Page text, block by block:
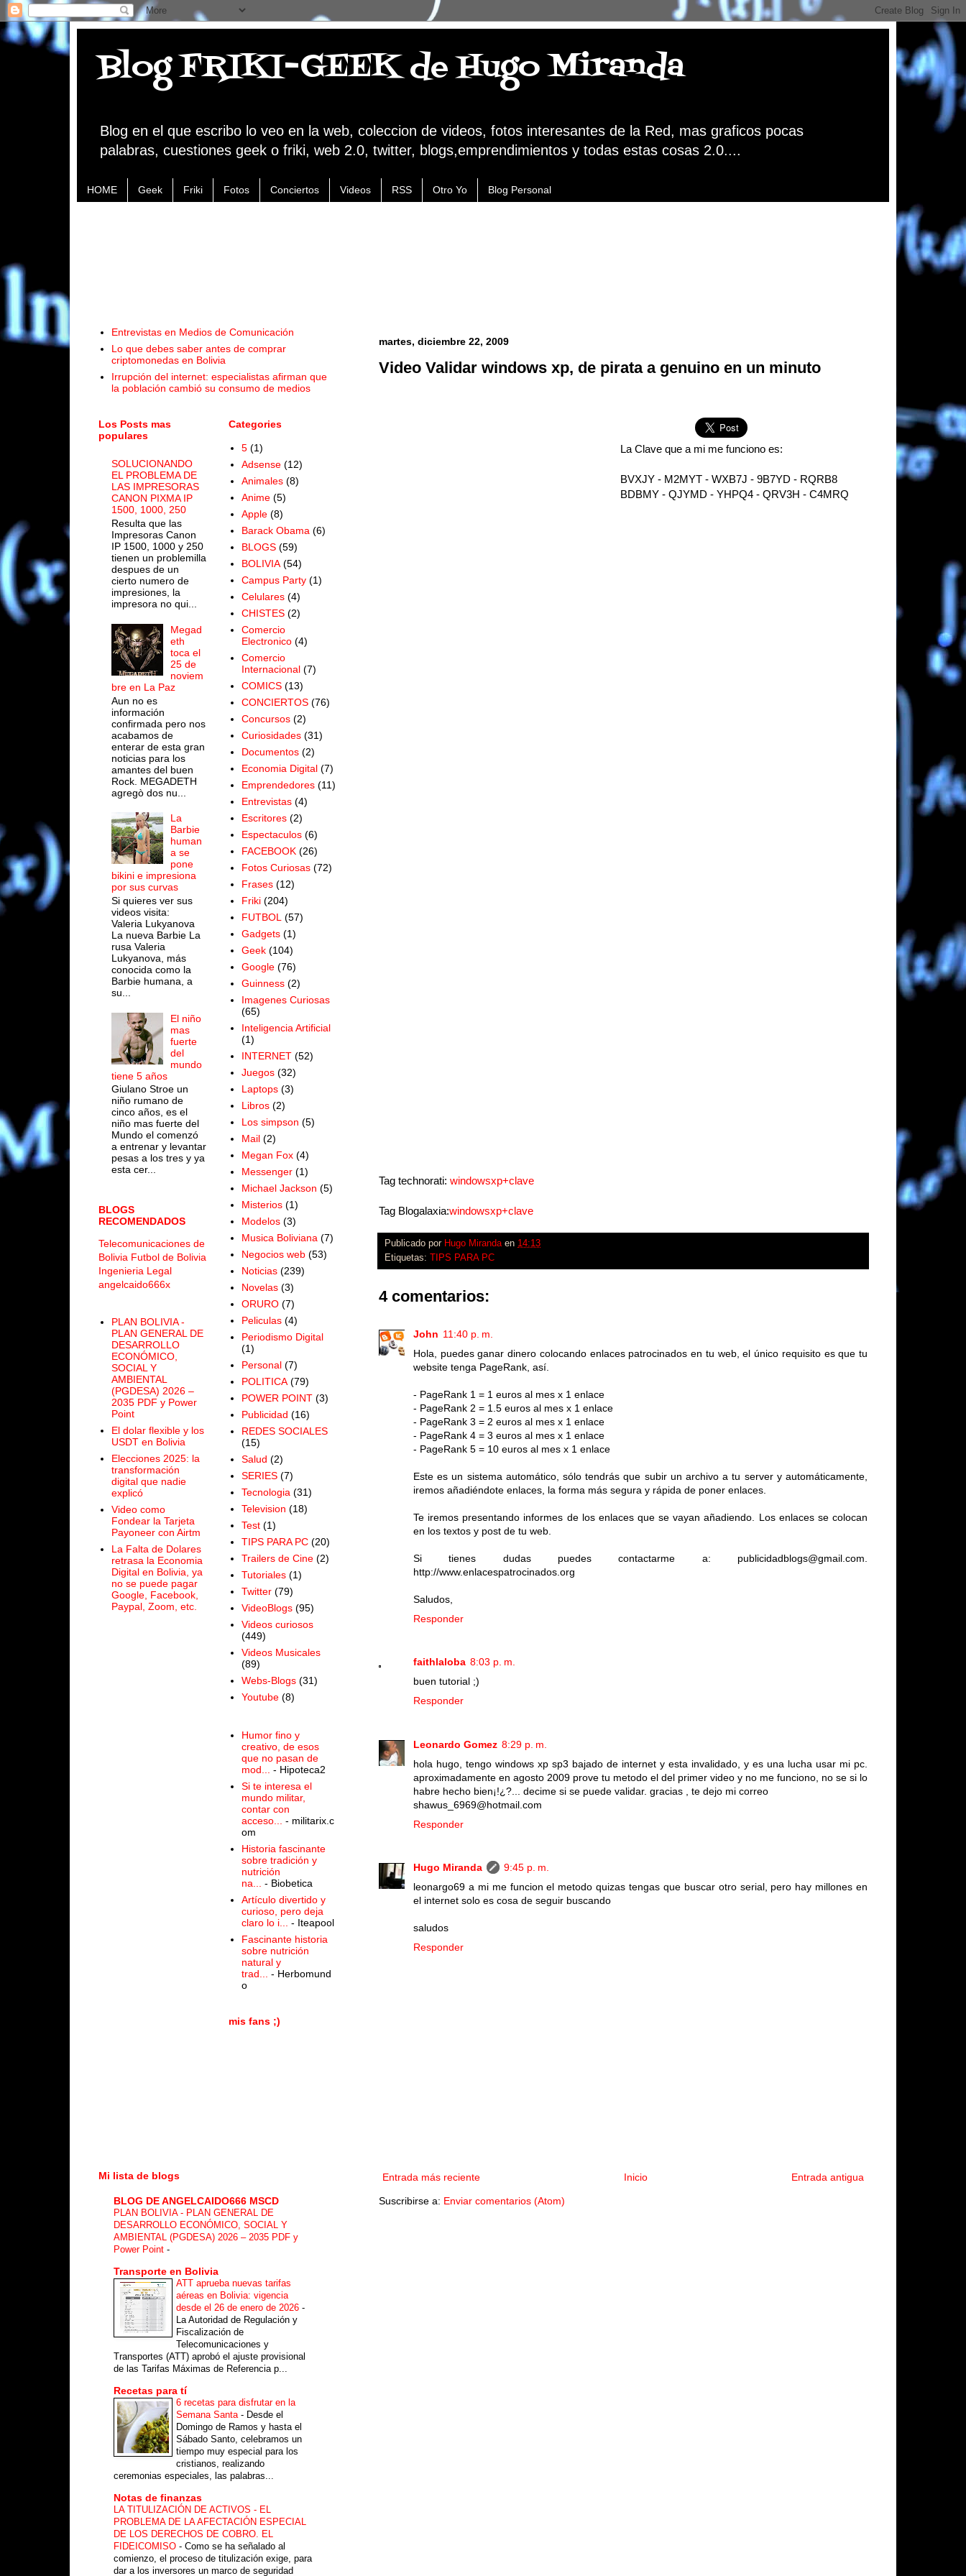
Blog FRIKI-GEEK de Hugo Miranda
Blog en el que escribo lo veo en la web, coleccion de videos, fotos interesantes de la Red, mas graficos pocas
palabras, cuestiones geek o friki, web 2.0, twitter, blogs,emprendimientos y todas estas cosas 2.0....
HOME Geek Friki Fotos Conciertos Videos RSS Otro Yo Blog Personal
martes, diciembre 22, 2009
Video Validar windows xp, de pirata a genuino en un minuto
La Clave que a mi me funciono es:
BVXJY - M2MYT - WXB7J - 9B7YD - RQRB8
BDBMY - QJYMD - YHPQ4 - QRV3H - C4MRQ
Tag technorati: windowsxp+clave
Tag Blogalaxia:windowsxp+clave
Publicado por Hugo Miranda en 14:13
Etiquetas:
TIPS PARA PC
4 comentarios:
John 11:40 p. m.
Hola, puedes ganar dinero colocando enlaces patrocinados en tu web, el único requisito es que tu
website tenga PageRank, así.
- PageRank 1 = 1 euros al mes x 1 enlace
- PageRank 2 = 1.5 euros al mes x 1 enlace
- PageRank 3 = 2 euros al mes x 1 enlace
- PageRank 4 = 3 euros al mes x 1 enlace
- PageRank 5 = 10 euros al mes x 1 enlace
Este es un sistema automático, sólo tendrás que subir un archivo a tu server y automáticamente,
iremos añadiéndote enlaces, la forma más segura y rápida de poner enlaces.
Te iremos presentando informes de los enlaces que se vayan añadiendo. Los enlaces se colocan
en los textos y post de tu web.
Si tienes dudas puedes contactarme a: publicidadblogs@gmail.com.
http://www.enlacespatrocinados.org
Saludos,
Responder
faithlaloba 8:03 p. m.
buen tutorial ;)
Responder
Leonardo Gomez 8:29 p. m.
hola hugo, tengo windows xp sp3 bajado de internet y esta invalidado, y es una lucha usar mi pc.
aproximadamente en agosto 2009 prove tu metodo el del primer video y no me funciono, no se si lo
habre hecho bien¡!¿?... decime si se puede validar. gracias , te dejo mi correo
shawus_6969@hotmail.com
Responder
Hugo Miranda
9:45 p. m.
leonargo69 a mi me funcion el metodo quizas tengas que buscar otro serial, pero hay millones en
el internet solo es cosa de seguir buscando
saludos
Responder
Entrada más reciente Entrada antigua
Inicio
Suscribirse a: Enviar comentarios (Atom)
Entrevistas en Medios de Comunicación
Lo que debes saber antes de comprar
criptomonedas en Bolivia
Irrupción del internet: especialistas afirman que
la población cambió su consumo de medios
Los Posts mas
populares
SOLUCIONANDO
EL PROBLEMA DE
LAS IMPRESORAS
CANON PIXMA IP
1500, 1000, 250
Resulta que las
Impresoras Canon
IP 1500, 1000 y 250
tienen un problemilla
despues de un
cierto numero de
impresiones, la
impresora no qui...
Megad
eth
toca el
25 de
noviem
bre en La Paz
Aun no es
información
confirmada pero nos
acabamos de
enterar de esta gran
noticias para los
amantes del buen
Rock. MEGADETH
agregò dos nu...
La
Barbie
human
a se
pone
bikini e impresiona
por sus curvas
Si quieres ver sus
videos visita:
Valeria Lukyanova
La nueva Barbie La
rusa Valeria
Lukyanova, más
conocida como la
Barbie humana, a
su...
El niño
mas
fuerte
del
mundo
tiene 5 años
Giulano Stroe un
niño rumano de
cinco años, es el
niño mas fuerte del
Mundo el comenzó
a entrenar y levantar
pesas a los tres y ya
esta cer...
BLOGS
RECOMENDADOS
Telecomunicaciones de
Bolivia Futbol de Bolivia
Ingenieria Legal
angelcaido666x
PLAN BOLIVIA -
PLAN GENERAL DE
DESARROLLO
ECONÓMICO,
SOCIAL Y
AMBIENTAL
(PGDESA) 2026 –
2035 PDF y Power
Point
El dolar flexible y los
USDT en Bolivia
Elecciones 2025: la
transformación
digital que nadie
explicó
Video como
Fondear la Tarjeta
Payoneer con Airtm
La Falta de Dolares
retrasa la Economia
Digital en Bolivia, ya
no se puede pagar
Google, Facebook,
Paypal, Zoom, etc.
Categories
5 (1)
Adsense (12)
Animales (8)
Anime (5)
Apple (8)
Barack Obama (6)
BLOGS (59)
BOLIVIA (54)
Campus Party (1)
Celulares (4)
CHISTES (2)
Comercio
Electronico (4)
Comercio
Internacional (7)
COMICS (13)
CONCIERTOS (76)
Concursos (2)
Curiosidades (31)
Documentos (2)
Economia Digital (7)
Emprendedores (11)
Entrevistas (4)
Escritores (2)
Espectaculos (6)
FACEBOOK (26)
Fotos Curiosas (72)
Frases (12)
Friki (204)
FUTBOL (57)
Gadgets (1)
Geek (104)
Google (76)
Guinness (2)
Imagenes Curiosas
(65)
Inteligencia Artificial
(1)
INTERNET (52)
Juegos (32)
Laptops (3)
Libros (2)
Los simpson (5)
Mail (2)
Megan Fox (4)
Messenger (1)
Michael Jackson (5)
Misterios (1)
Modelos (3)
Musica Boliviana (7)
Negocios web (53)
Noticias (239)
Novelas (3)
ORURO (7)
Peliculas (4)
Periodismo Digital
(1)
Personal (7)
POLITICA (79)
POWER POINT (3)
Publicidad (16)
REDES SOCIALES
(15)
Salud (2)
SERIES (7)
Tecnologia (31)
Television (18)
Test (1)
TIPS PARA PC (20)
Trailers de Cine (2)
Tutoriales (1)
Twitter (79)
VideoBlogs (95)
Videos curiosos
(449)
Videos Musicales
(89)
Webs-Blogs (31)
Youtube (8)
Humor fino y
creativo, de esos
que no pasan de
mod...
- Hipoteca2
Si te interesa el
mundo militar,
contar con
acceso...
- militarix.c
om
Historia fascinante
sobre tradición y
nutrición
na...
- Biobetica
Artículo divertido y
curioso, pero deja
claro lo i...
- Iteapool
Fascinante historia
sobre nutrición
natural y
trad...
- Herbomund
o
mis fans ;)
Mi lista de blogs
BLOG DE ANGELCAIDO666 MSCD
PLAN BOLIVIA - PLAN GENERAL DE
DESARROLLO ECONÓMICO, SOCIAL Y
AMBIENTAL (PGDESA) 2026 – 2035 PDF y
Power Point -
Transporte en Bolivia
ATT aprueba nuevas tarifas
aéreas en Bolivia: vigencia
desde el 26 de enero de 2026 -
La Autoridad de Regulación y
Fiscalización de
Telecomunicaciones y
Transportes (ATT) aprobó el ajuste provisional
de las Tarifas Máximas de Referencia p...
Recetas para tí
6 recetas para disfrutar en la
Semana Santa - Desde el
Domingo de Ramos y hasta el
Sábado Santo, celebramos un
tiempo muy especial para los
cristianos, realizando
ceremonias especiales, las palabras...
Notas de finanzas
LA TITULIZACIÓN DE ACTIVOS - EL
PROBLEMA DE LA AFECTACIÓN ESPECIAL
DE LOS DERECHOS DE COBRO. EL
FIDEICOMISO - Como se ha señalado al
comienzo, el proceso de titulización exige, para
dar a los inversores un marco de seguridad